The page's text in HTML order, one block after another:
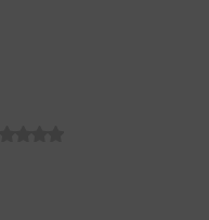
DUCRAY